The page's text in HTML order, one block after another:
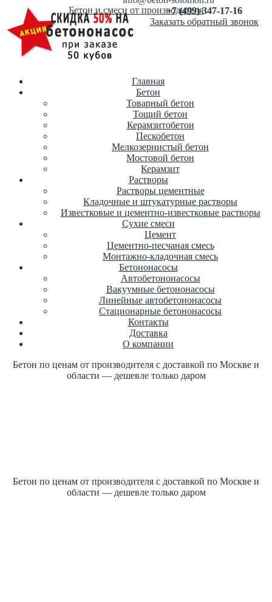
Бетон и смеси от производителя+7 (499) 347-17-16
Заказать обратный звонок
Главная
Бетон
Товарный бетон
Тощий бетон
Керамзитобетон
Пескобетон
Мелкозернистый бетон
Мостовой бетон
Керамзит
Растворы
Растворы цементные
Кладочные и штукатурные растворы
Известковые и цементно-известковые растворы
Сухие смеси
Цемент
Цементно-песчаная смесь
Монтажно-кладочная смесь
Бетононасосы
Автобетононасосы
Вакуумные бетононасосы
Линейные автобетононасосы
Стационарные бетононасосы
Контакты
Доставка
О компании
Бетон по ценам от производителя с доставкой по Москве и
области — дешевле только даром
Бетон по ценам от производителя с доставкой по Москве и
области — дешевле только даром